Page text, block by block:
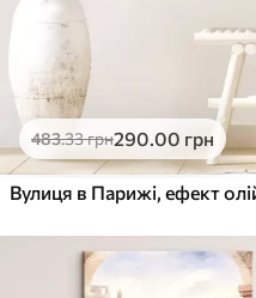
483.33грн290.00 грн